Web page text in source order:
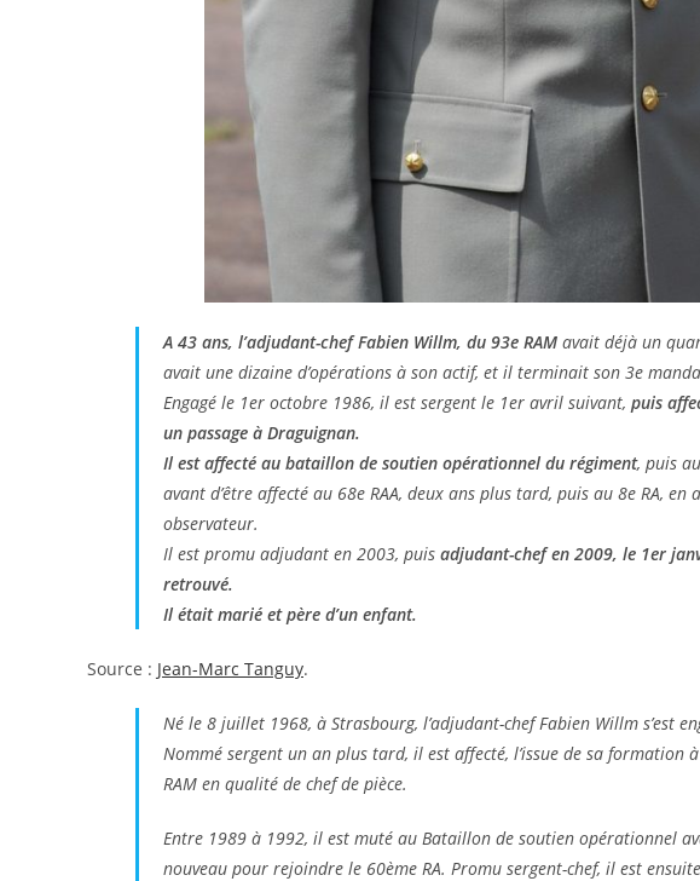
A 43 ans, l’adjudant-chef Fabien Willm, du 93e RAM avait déjà un
avait une dizaine d’opérations à son actif, et il terminait son 3e
Engagé le 1er octobre 1986, il est sergent le 1er avril suivant, puis
un passage à Draguignan.
Il est affecté au bataillon de soutien opérationnel du régiment, puis
avant d’être affecté au 68e RAA, deux ans plus tard, puis au 8e RA,
observateur.
Il est promu adjudant en 2003, puis adjudant-chef en 2009, le 1er
retrouvé.
Il était marié et père d’un enfant.
Source : Jean-Marc Tanguy.
Né le 8 juillet 1968, à Strasbourg, l’adjudant-chef Fabien Willm s’est
Nommé sergent un an plus tard, il est affecté, l’issue de sa formation
RAM en qualité de chef de pièce.
Entre 1989 à 1992, il est muté au Bataillon de soutien opérationnel
nouveau pour rejoindre le 60ème RA. Promu sergent-chef, il est